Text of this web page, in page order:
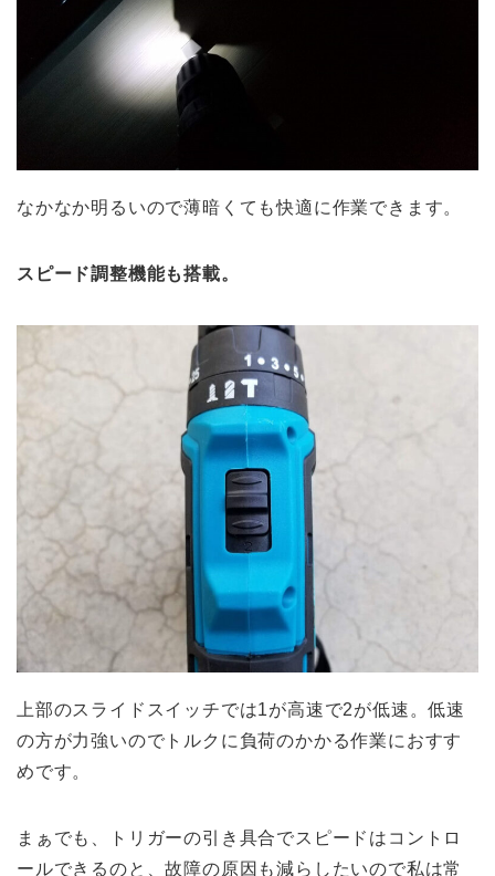
なかなか明るいので薄暗くても快適に作業できます。
スピード調整機能も搭載。
上部のスライドスイッチでは1が高速で2が低速。低速
の方が力強いのでトルクに負荷のかかる作業におすす
めです。
まぁでも、トリガーの引き具合でスピードはコントロ
ールできるのと、故障の原因も減らしたいので私は常